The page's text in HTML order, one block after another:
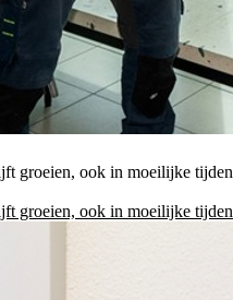
groeien, ook in moeilijke tijden
groeien, ook in moeilijke tijden